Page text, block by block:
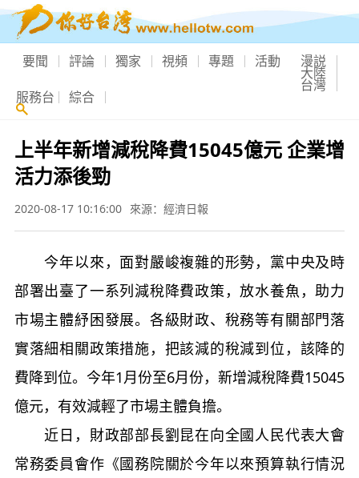
要聞 評論 獨家 視頻 專題 活動 漫説
大陸
台灣
服務台 綜合
上半年新增減稅降費15045億元 企業增
活力添後勁
2020-08-17 10:16:00 來源：經濟日報
今年以來，面對嚴峻複雜的形勢，黨中央及時
部署出臺了一系列減稅降費政策，放水養魚，助力
市場主體紓困發展。各級財政、稅務等有關部門落
實落細相關政策措施，把該減的稅減到位，該降的
費降到位。今年1月份至6月份，新增減稅降費15045
億元，有效減輕了市場主體負擔。
近日，財政部部長劉昆在向全國人民代表大會
常務委員會作《國務院關於今年以來預算執行情況